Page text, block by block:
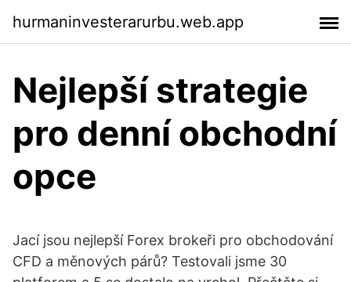
hurmaninvesterarurbu.web.app
Nejlepší strategie
pro denní obchodní
opce
Jací jsou nejlepší Forex brokeři pro obchodování
CFD a měnových párů? Testovali jsme 30